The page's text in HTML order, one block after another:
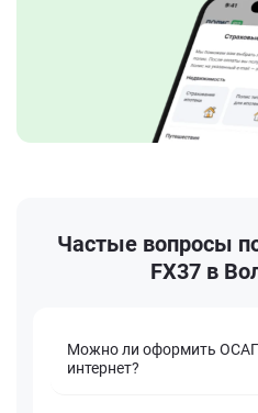
Частые вопросы
FX37 в
Можно ли оформить
интернет?